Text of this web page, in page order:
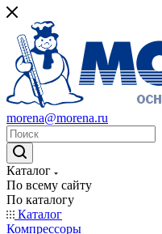
morena@morena.ru
Каталог
По всему сайту
По каталогу
Каталог
Компрессоры